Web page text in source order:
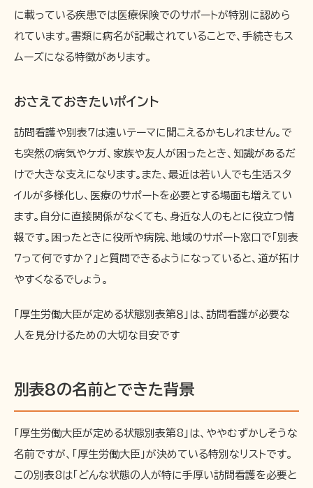
に載っている疾患では医療保険でのサポートが特別に認めら
れています。書類に病名が記載されていることで、手続きもス
ムーズになる特徴があります。
おさえておきたいポイント
訪問看護や別表7は遠いテーマに聞こえるかもしれません。で
も突然の病気やケガ、家族や友人が困ったとき、知識があるだ
けで大きな支えになります。また、最近は若い人でも生活スタ
イルが多様化し、医療のサポートを必要とする場面も増えてい
ます。自分に直接関係がなくても、身近な人のもとに役立つ情
報です。困ったときに役所や病院、地域のサポート窓口で「別表
7って何ですか？」と質問できるようになっていると、道が拓け
やすくなるでしょう。
「厚生労働大臣が定める状態別表第８」は、訪問看護が必要な
人を見分けるための大切な目安です
別表8の名前とできた背景
「厚生労働大臣が定める状態別表第8」は、ややむずかしそうな
名前ですが、「厚生労働大臣」が決めている特別なリストです。
この別表8は「どんな状態の人が特に手厚い訪問看護を必要と